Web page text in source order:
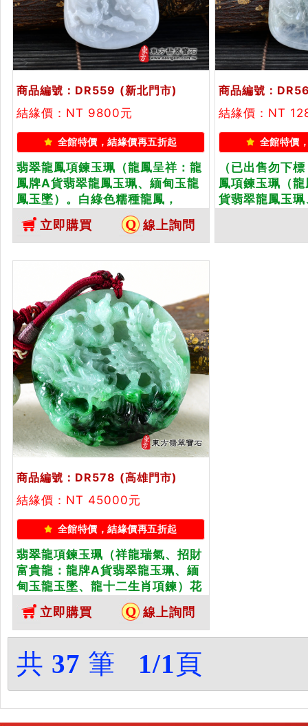
商品編號：DR559 (新北門市)
結緣價：NT 9800元
全館特價，結緣價再五折起
翡翠龍鳳項鍊玉珮（龍鳳呈祥：龍
鳳牌A貨翡翠龍鳳玉珮、緬甸玉龍
鳳玉墜）。白綠色糯種龍鳳，
DR559。客製化訂做各種翡翠龍鳳
吊墜玉珮項鍊。★附A貨翡翠雙證
書
立即購買 線上詢問
商品編號：
結緣價：NT
全館特價
（已出售勿下
鳳項鍊玉珮（
貨翡翠龍鳳玉
吊墜玉珮項鍊
商品編號：DR578 (高雄門市)
結緣價：NT 45000元
全館特價，結緣價再五折起
翡翠龍項鍊玉珮（祥龍瑞氣、招財
富貴龍：龍牌A貨翡翠龍玉珮、緬
甸玉龍玉墜、龍十二生肖項鍊）花
青色糯種翡翠龍，DR578。客製化
訂做各種翡翠龍吊墜玉珮項鍊。★
附A貨翡翠雙證書
立即購買 線上詢問
共 37 筆 1/1頁